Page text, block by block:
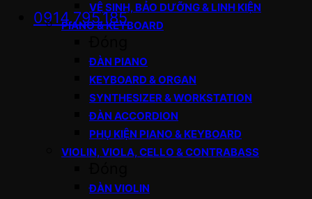
0914.795.185
VỆ SINH, BẢO DƯỠNG & LINH KIỆN
PIANO & KEYBOARD
ĐÀN PIANO
KEYBOARD & ORGAN
SYNTHESIZER & WORKSTATION
ĐÀN ACCORDION
PHỤ KIỆN PIANO & KEYBOARD
VIOLIN, VIOLA, CELLO & CONTRABASS
ĐÀN VIOLIN